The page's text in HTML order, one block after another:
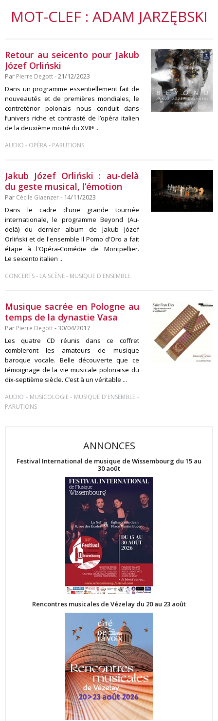
MOT-CLEF : ADAM JARZĘBSKI
Retour au seicento pour Jakub
Józef Orliński
Par Pierre Degott- 21/12/2023
Dans un programme essentiellement fait de
nouveautés et de premières mondiales, le
contreténor polonais nous conduit dans
l’univers riche et contrasté de l’opéra italien
de la deuxième moitié du XVIIᵉ ...
AUDIO - OPÉRA- PARUTIONS
Jakub Józef Orliński : au-delà
du geste musical, l’émotion
Par Cécile Glaenzer- 14/11/2023
Dans le cadre d'une grande tournée
internationale, le programme Beyond (Au-
delà) du dernier album de Jakub Józef
Orliński et de l'ensemble Il Pomo d'Oro a fait
étape à l'Opéra-Comédie de Montpellier.
Le seicento italien ...
CONCERTS- LA SCÈNE- MUSIQUE D'ENSEMBLE
Musique sacrée en Pologne au
temps de la dynastie Vasa
Par Pierre Degott- 30/04/2017
Les quatre CD réunis dans ce coffret
combleront les amateurs de musique
baroque vocale. Belle découverte que ce
témoignage de la vie musicale polonaise du
dix-septième siècle. C’est à un véritable ...
AUDIO - MUSICOLOGIE- MUSIQUE D'ENSEMBLE-
PARUTIONS
ANNONCES
Festival International de musique de Wissembourg du 15 au
30 août
Rencontres musicales de Vézelay du 20 au 23 août